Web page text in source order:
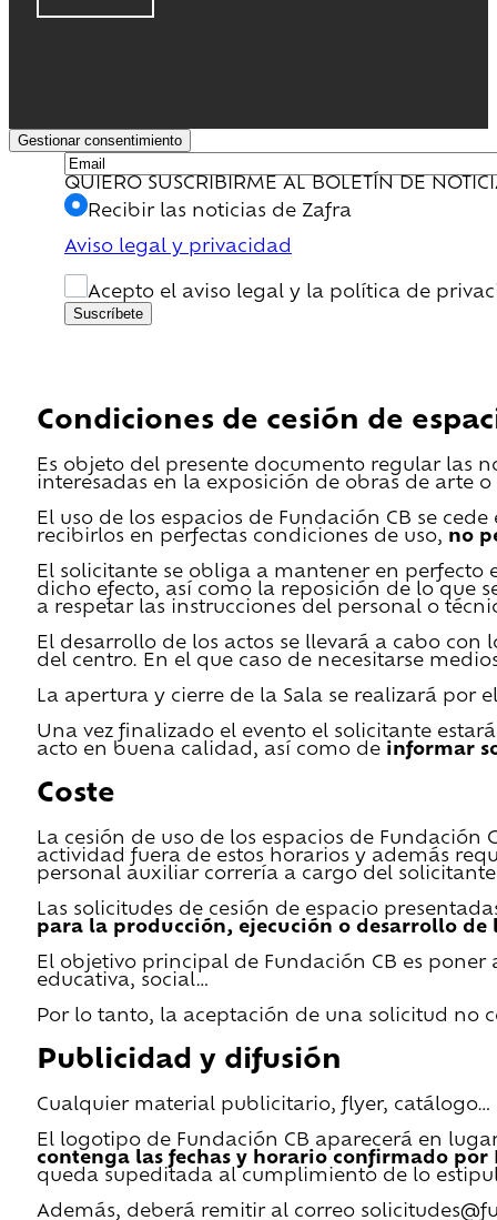
Gestionar consentimiento
QUIERO SUSCRIBIRME AL BOLETÍN DE
Recibir las noticias de Zafra
Aviso legal y privacidad
Acepto el aviso legal y la política de
Suscríbete
Condiciones de cesión de
Es objeto del presente documento regular las
interesadas en la exposición de obras de arte
El uso de los espacios de Fundación CB se
recibirlos en perfectas condiciones de uso, no
El solicitante se obliga a mantener en perfecto
dicho efecto, así como la reposición de lo que
a respetar las instrucciones del personal o
El desarrollo de los actos se llevará a cabo
del centro. En el que caso de necesitarse
La apertura y cierre de la Sala se realizará por
Una vez finalizado el evento el solicitante
acto en buena calidad, así como de informar
Coste
La cesión de uso de los espacios de
actividad fuera de estos horarios y además
personal auxiliar correría a cargo del
Las solicitudes de cesión de espacio
para la producción, ejecución o desarrollo de
El objetivo principal de Fundación CB es
educativa, social…
Por lo tanto, la aceptación de una solicitud
Publicidad y difusión
Cualquier material publicitario, flyer, catálogo…
El logotipo de Fundación CB aparecerá en
contenga las fechas y horario confirmado por
queda supeditada al cumplimiento de lo
Además, deberá remitir al correo